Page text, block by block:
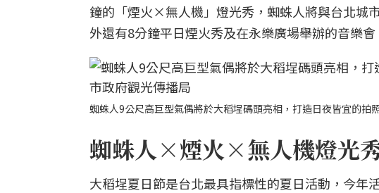
鐘的「煙火×無人機」燈光秀，蜘蛛人將與台北城
外還有8分鐘平日煙火秀及在永樂廣場舉辦的音樂
蜘蛛人9公尺高巨型氣偶將於大稻埕碼頭亮相，打造日夜皆宜的
蜘蛛人×煙火×無人機燈光
大稻埕夏日節是台北最具指標性的夏日活動，今